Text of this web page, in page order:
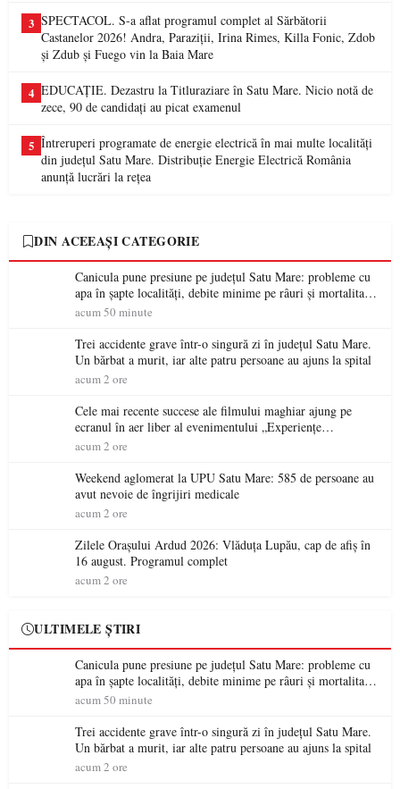
3 SPECTACOL. S-a aflat programul complet al Sărbătorii
Castanelor 2026! Andra, Paraziții, Irina Rimes, Killa Fonic, Zdob
și Zdub și Fuego vin la Baia Mare
4 EDUCAȚIE. Dezastru la Titluraziare în Satu Mare. Nicio notă de
zece, 90 de candidați au picat examenul
5 Întreruperi programate de energie electrică în mai multe localități
din județul Satu Mare. Distribuție Energie Electrică România
anunță lucrări la rețea
DIN ACEEAȘI CATEGORIE
Canicula pune presiune pe județul Satu Mare: probleme cu
apa în șapte localități, debite minime pe râuri și mortalitate
piscicolă la Lacul Călinești
acum 50 minute
Trei accidente grave într-o singură zi în județul Satu Mare.
Un bărbat a murit, iar alte patru persoane au ajuns la spital
acum 2 ore
Cele mai recente succese ale filmului maghiar ajung pe
ecranul în aer liber al evenimentului „Experiențe
cinematografice Partium”
acum 2 ore
Weekend aglomerat la UPU Satu Mare: 585 de persoane au
avut nevoie de îngrijiri medicale
acum 2 ore
Zilele Orașului Ardud 2026: Vlăduța Lupău, cap de afiș în
16 august. Programul complet
acum 2 ore
ULTIMELE ȘTIRI
Canicula pune presiune pe județul Satu Mare: probleme cu
apa în șapte localități, debite minime pe râuri și mortalitate
piscicolă la Lacul Călinești
acum 50 minute
Trei accidente grave într-o singură zi în județul Satu Mare.
Un bărbat a murit, iar alte patru persoane au ajuns la spital
acum 2 ore